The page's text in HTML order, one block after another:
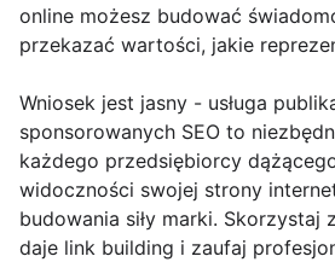
online możesz budować
przekazać wartości, jakie
Wniosek jest jasny - usługa
sponsorowanych SEO to
każdego przedsiębiorcy
widoczności swojej strony
budowania siły marki. Skorzystaj
daje link building i zaufaj